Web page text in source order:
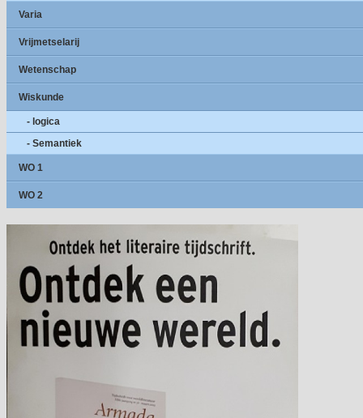
Varia
Vrijmetselarij
Wetenschap
Wiskunde
- logica
- Semantiek
WO 1
WO 2